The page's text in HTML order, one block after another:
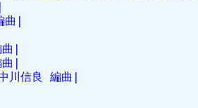
|
|
|
信良 編曲|